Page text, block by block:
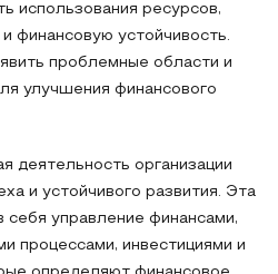
использования ресурсов,
финансовую устойчивость.
проблемные области и
улучшения финансового
деятельность организации
и устойчивого развития. Эта
себя управление финансами,
процессами, инвестициями и